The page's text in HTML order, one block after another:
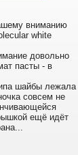
вниманию
white
довольно
пасты - в
шайбы лежала
совсем не
ещё идёт